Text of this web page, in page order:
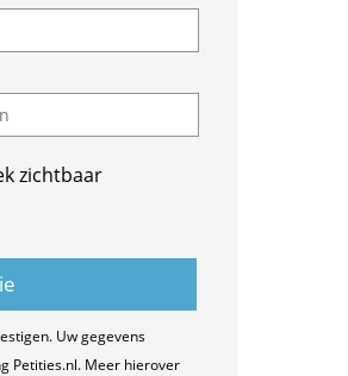
zichtbaar
Uw gegevens
Petities.nl. Meer hierover